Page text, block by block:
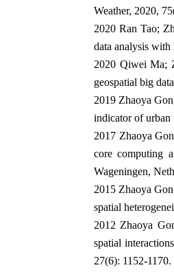
Weather, 2020,
2020 Ran Tao;
data analysis
2020 Qiwei Ma;
geospatial big
2019 Zhaoya
indicator of urban
2017 Zhaoya
core computing
Wageningen,
2015 Zhaoya
spatial
2012 Zhaoya
spatial
27(6): 1152-1170.